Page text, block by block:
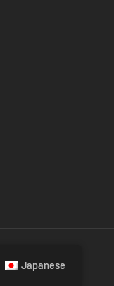
Japanese